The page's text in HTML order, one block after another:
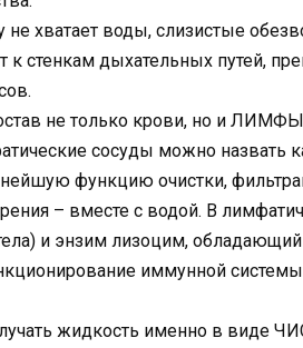
не хватает воды, слизистые
к стенкам дыхательных путей,
не только крови, но и
сосуды можно назвать
функцию очистки,
– вместе с водой. В
и энзим лизоцим,
иммунной
жидкость именно в виде